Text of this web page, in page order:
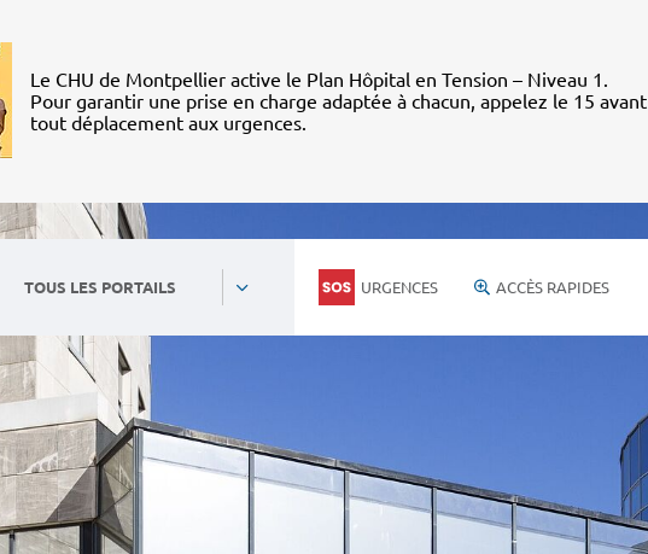
Le CHU de Montpellier active le Plan Hôpital en Tension – Niveau 1.
Pour garantir une prise en charge adaptée à chacun, appelez le 15 avant
tout déplacement aux urgences.
TOUS LES PORTAILS URGENCES ACCÈS RAPIDES